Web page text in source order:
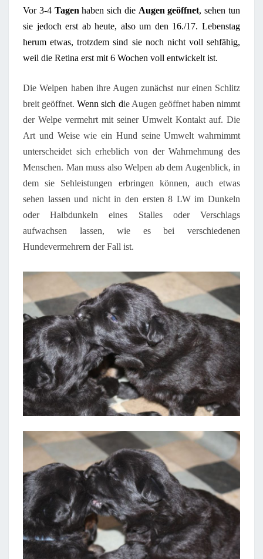
Vor 3-4Tagen haben sich die Augen geöffnet, sehen tun
sie jedoch erst ab heute, alsoum den 16./17. Lebenstag
herum etwas, trotzdem sind sie noch nicht voll sehfähig,
weil die Retina erst mit 6 Wochen voll entwickelt ist.
Die Welpen haben ihre Augen zunächst nur einen Schlitz
breit geöffnet.Wenn sich die Augen geöffnet haben nimmt
der Welpe vermehrt mit seiner Umwelt Kontakt auf. Die
Art und Weise wie ein Hund seine Umwelt wahrnimmt
unterscheidet sich erheblich von der Wahrnehmung des
Menschen. Man muss also Welpen ab dem Augenblick, in
dem sie Sehleistungen erbringen können, auch etwas
sehen lassen und nicht in den ersten 8 LW im Dunkeln
oder Halbdunkeln eines Stalles oder Verschlags
aufwachsen lassen, wie es bei verschiedenen
Hundevermehrern der Fall ist.